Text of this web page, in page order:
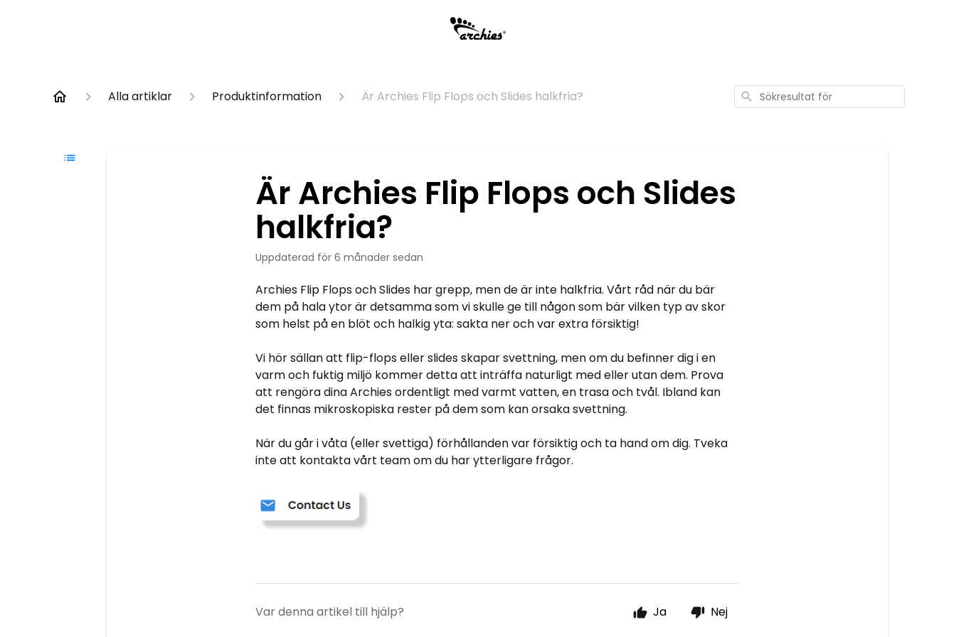
Alla artiklar Produktinformation Är Archies Flip Flops och Slides halkfria?
Sökresultat
för
Är Archies Flip Flops och Slides
halkfria?
Uppdaterad för 6 månader sedan
Archies Flip Flops och Slides har grepp, men de är inte halkfria. Vårt råd när du bär
dem på hala ytor är detsamma som vi skulle ge till någon som bär vilken typ av skor
som helst på en blöt och halkig yta: sakta ner och var extra försiktig!
Vi hör sällan att flip-flops eller slides skapar svettning, men om du befinner dig i en
varm och fuktig miljö kommer detta att inträffa naturligt med eller utan dem. Prova
att rengöra dina Archies ordentligt med varmt vatten, en trasa och tvål. Ibland kan
det finnas mikroskopiska rester på dem som kan orsaka svettning.
När du går i våta (eller svettiga) förhållanden var försiktig och ta hand om dig. Tveka
inte att kontakta vårt team om du har ytterligare frågor.
Var denna artikel till hjälp? Ja Nej